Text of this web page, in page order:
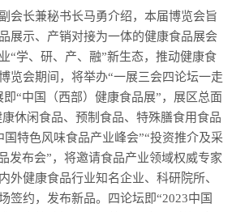
美文
会长兼秘书长马勇介绍，本届博览会旨
展示、产销对接为一体的健康食品展会
“学、研、产、融”新生态，推动健康食
览会期间，将举办“一展三会四论坛一走
“中国（西部）健康食品展”，展区总面
休闲食品、预制食品、特殊膳食用食品
特色风味食品产业峰会”“投资推介及采
发布会”，将邀请食品产业领域权威专家
外健康食品行业知名企业、科研院所、
签约，发布新品。四论坛即“2023中国